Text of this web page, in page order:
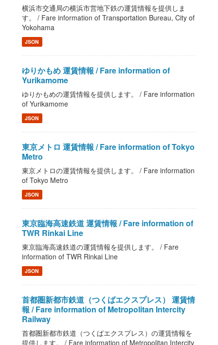
横浜市交通局の横浜市営地下鉄の運賃情報を提供しま
す。 / Fare information of Transportation Bureau, City of
Yokohama
JSON
ゆりかもめ 運賃情報 / Fare information of
Yurikamome
ゆりかもめの運賃情報を提供します。 / Fare information
of Yurikamome
JSON
東京メトロ 運賃情報 / Fare information of Tokyo
Metro
東京メトロの運賃情報を提供します。 / Fare information
of Tokyo Metro
JSON
東京臨海高速鉄道 運賃情報 / Fare information of
TWR Rinkai Line
東京臨海高速鉄道の運賃情報を提供します。 / Fare
information of TWR Rinkai Line
JSON
首都圏新都市鉄道（つくばエクスプレス） 運賃情
報 / Fare information of Metropolitan Intercity
Railway
首都圏新都市鉄道（つくばエクスプレス）の運賃情報を
提供します。 / Fare information of Metropolitan Intercity